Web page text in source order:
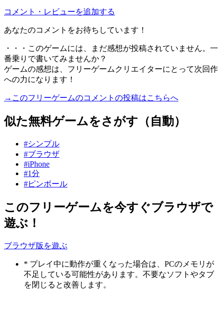
コメント・レビューを追加する
あなたのコメントをお待ちしています！
・・・このゲームには、まだ感想が投稿されていません。一
番乗りで書いてみませんか？
ゲームの感想は、フリーゲームクリエイターにとって次回作
への力になります！
→このフリーゲームのコメントの投稿はこちらへ
似た無料ゲームをさがす（自動）
#シンプル
#ブラウザ
#iPhone
#1分
#ピンボール
このフリーゲームを今すぐブラウザで
遊ぶ！
ブラウザ版を遊ぶ
* プレイ中に動作が重くなった場合は、PCのメモリが
不足している可能性があります。不要なソフトやタブ
を閉じると改善します。